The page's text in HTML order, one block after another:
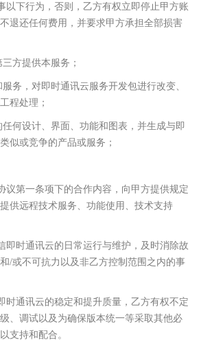
以下行为，否则，乙方有权立即停止甲方账
退还任何费用，并要求甲方承担全部损害
方提供本服务；
务，对即时通讯云服务开发包进行改变、
程处理；
何设计、界面、功能和图表，并生成与即
似或竞争的产品或服务；
议第一条项下的合作内容，向甲方提供规定
供远程技术服务、功能使用、技术支持
即时通讯云的日常运行与维护，及时消除故
/或不可抗力以及非乙方控制范围之内的事
时通讯云的稳定和提升质量，乙方有权不定
、调试以及为确保版本统一等采取其他必
支持和配合。